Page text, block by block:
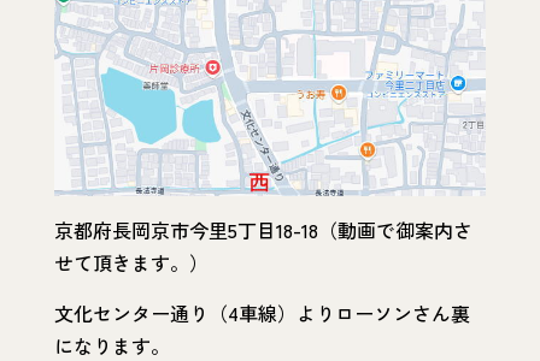
京都府長岡京市今里5丁目18-18（動画で御案内さ
せて頂きます。）
文化センター通り（4車線）よりローソンさん裏
になります。